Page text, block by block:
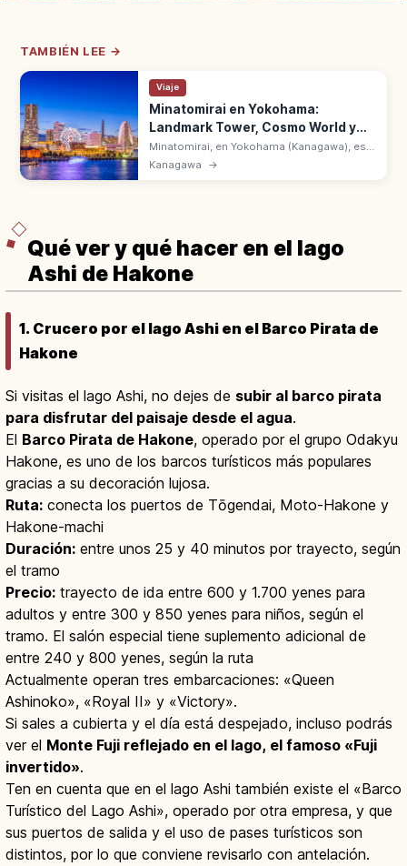
TAMBIÉN LEE →
Viaje
Minatomirai en Yokohama:
Landmark Tower, Cosmo World y
Bahía
Minatomirai, en Yokohama (Kanagawa), es
la zona portuaria con Landmark Tower, Red
Brick Warehouse y Cosmo World. A 30 min
Kanagawa →
Qué ver y qué hacer en el lago
Ashi de Hakone
1. Crucero por el lago Ashi en el Barco Pirata de
Hakone
Si visitas el lago Ashi, no dejes de subir al barco pirata
para disfrutar del paisaje desde el agua.
El Barco Pirata de Hakone, operado por el grupo Odakyu
Hakone, es uno de los barcos turísticos más populares
gracias a su decoración lujosa.
Ruta: conecta los puertos de Tōgendai, Moto-Hakone y
Hakone-machi
Duración: entre unos 25 y 40 minutos por trayecto, según
el tramo
Precio: trayecto de ida entre 600 y 1.700 yenes para
adultos y entre 300 y 850 yenes para niños, según el
tramo. El salón especial tiene suplemento adicional de
entre 240 y 800 yenes, según la ruta
Actualmente operan tres embarcaciones: «Queen
Ashinoko», «Royal II» y «Victory».
Si sales a cubierta y el día está despejado, incluso podrás
ver el Monte Fuji reflejado en el lago, el famoso «Fuji
invertido».
Ten en cuenta que en el lago Ashi también existe el «Barco
Turístico del Lago Ashi», operado por otra empresa, y que
sus puertos de salida y el uso de pases turísticos son
distintos, por lo que conviene revisarlo con antelación.